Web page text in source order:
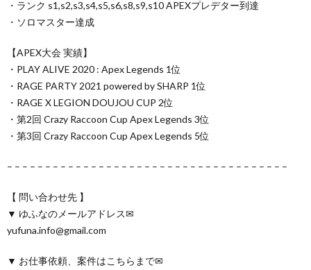
・ランク s1,s2,s3,s4,s5,s6,s8,s9,s10 APEXプレデター到達
・ソロマスター達成
【APEX大会 実績】
・PLAY ALIVE 2020 : Apex Legends 1位
・RAGE PARTY 2021 powered by SHARP 1位
・RAGE X LEGION DOUJOU CUP 2位
・第2回 Crazy Raccoon Cup Apex Legends 3位
・第3回 Crazy Raccoon Cup Apex Legends 5位
– – – – – – – – – – – – – – – – – – – – – – – – – – – – – – – – – – – – –
【 問い合わせ先 】
▼ ゆふなのメールアドレス✉
yufuna.info@gmail.com
▼ お仕事依頼、案件はこちらまで✉